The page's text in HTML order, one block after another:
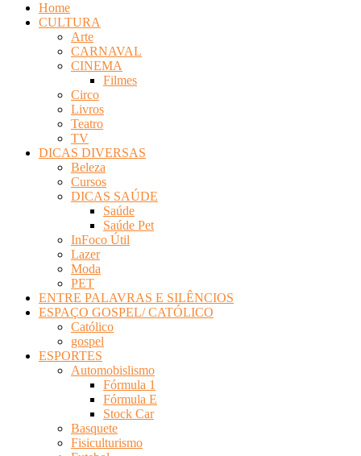
Home
CULTURA
Arte
CARNAVAL
CINEMA
Filmes
Circo
Livros
Teatro
TV
DICAS DIVERSAS
Beleza
Cursos
DICAS SAÚDE
Saúde
Saúde Pet
InFoco Útil
Lazer
Moda
PET
ENTRE PALAVRAS E SILÊNCIOS
ESPAÇO GOSPEL/ CATÓLICO
Católico
gospel
ESPORTES
Automobislismo
Fórmula 1
Fórmula E
Stock Car
Basquete
Fisiculturismo